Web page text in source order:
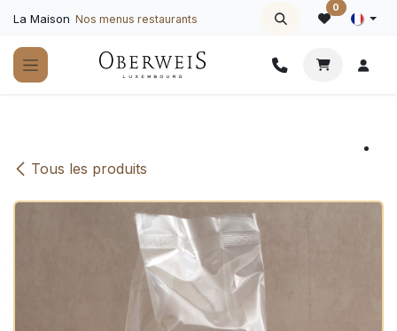
La Maison Nos menus restaurants
0
Tous les produits